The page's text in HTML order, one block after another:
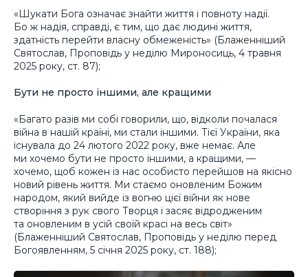
«Шукати Бога означає знайти життя і повноту надії.
Бо ж надія, справді, є тим, що дає людині життя,
здатність перейти власну обмеженість» (Блаженніший
Святослав, Проповідь у неділю Мироносиць, 4 травня
2025 року, ст. 87);
Бути не просто іншими, але кращими
«Багато разів ми собі говорили, що, відколи почалася
війна в нашій країні, ми стали іншими. Тієї України, яка
існувала до 24 лютого 2022 року, вже немає. Але
ми хочемо бути не просто іншими, а кращими, —
хочемо, щоб кожен із нас особисто перейшов на якісно
новий рівень життя. Ми стаємо оновленим Божим
народом, який вийде із вогню цієї війни як нове
створіння з рук свого Творця і засяє відродженим
та оновленим в усій своїй красі на весь світ»
(Блаженніший Святослав, Проповідь у неділю перед
Богоявленням, 5 січня 2025 року, ст. 188);